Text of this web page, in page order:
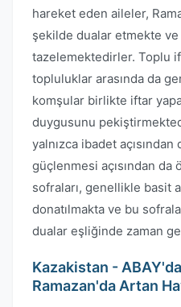
hareket eden aileler,
şekilde dualar etmekte
tazelemektedirler. Toplu
topluluklar arasında da
komşular birlikte iftar
duygusunu
yalnızca ibadet
güçlenmesi açısından da
sofraları, genellikle basit
donatılmakta ve bu
dualar eşliğinde zaman
Kazakistan -
Ramazan'da Artan